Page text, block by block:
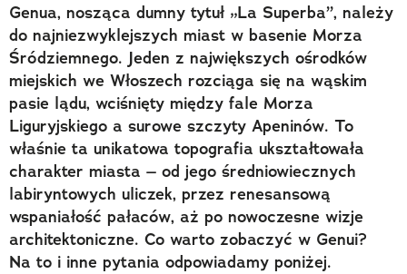
Genua, nosząca dumny tytuł „La Superba”, należy
do najniezwyklejszych miast w basenie Morza
Śródziemnego. Jeden z największych ośrodków
miejskich we Włoszech rozciąga się na wąskim
pasie lądu, wciśnięty między fale Morza
Liguryjskiego a surowe szczyty Apeninów. To
właśnie ta unikatowa topografia ukształtowała
charakter miasta – od jego średniowiecznych
labiryntowych uliczek, przez renesansową
wspaniałość pałaców, aż po nowoczesne wizje
architektoniczne. Co warto zobaczyć w Genui?
Na to i inne pytania odpowiadamy poniżej.